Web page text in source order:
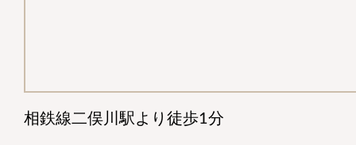
相鉄線二俣川駅より徒歩1分